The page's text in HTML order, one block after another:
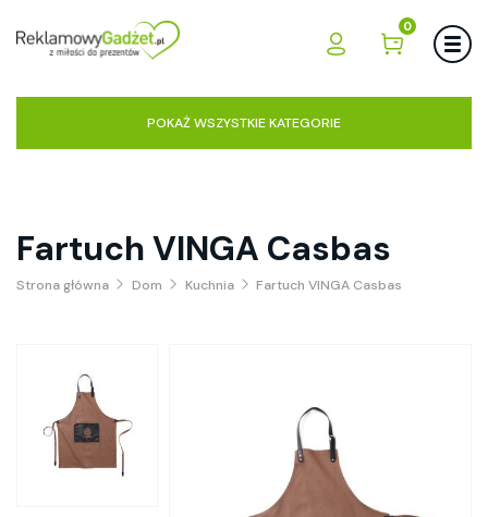
0
POKAŻ WSZYSTKIE KATEGORIE
Fartuch VINGA Casbas
Strona główna Dom Kuchnia Fartuch VINGA Casbas